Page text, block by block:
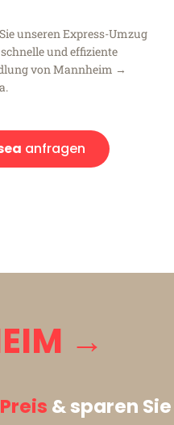
unseren Express-Umzug
und effiziente
von Mannheim →
anfragen
→
& sparen